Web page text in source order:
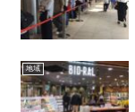
地域